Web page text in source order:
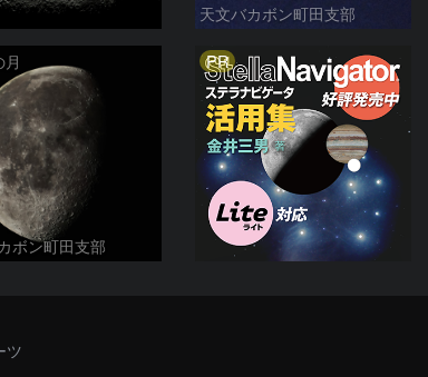
天文バカボン町田支部
ボン町田支部
PR
ツ